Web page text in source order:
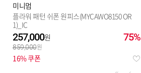
미니멈
플라워 패턴 쉬폰 원피스(MYCAWO8150 OR
1)_IC
75%
257,000
859,000
16% 쿠폰